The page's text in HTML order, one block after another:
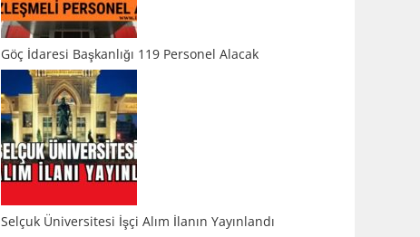
Göç İdaresi Başkanlığı 119 Personel Alacak
Selçuk Üniversitesi İşçi Alım İlanın Yayınlandı